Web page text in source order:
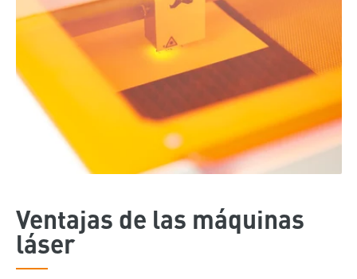
Ventajas de las máquinas
láser